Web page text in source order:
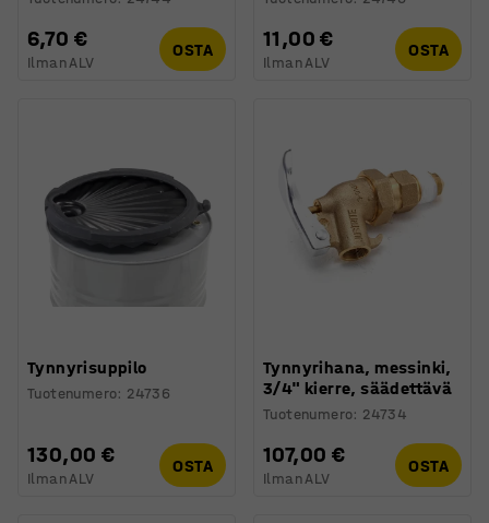
6,70 €
Ilman ALV
OSTA 11,00 €
Ilman ALV
OSTA
Tynnyrisuppilo
Tuotenumero: 24736
130,00 €
Ilman ALV
OSTA
Tynnyrihana, messinki,
3/4" kierre, säädettävä
Tuotenumero: 24734
107,00 €
Ilman ALV
OSTA